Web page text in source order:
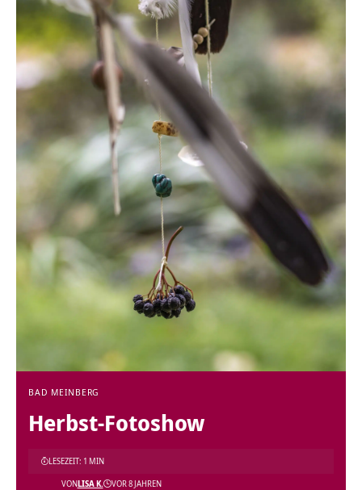
BAD MEINBERG
Herbst-Fotoshow
VONLISA K. VOR 8 JAHREN
LESEZEIT: 1 MIN